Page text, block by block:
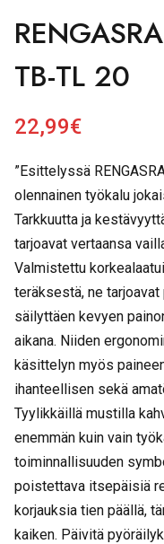
TB-TL 20
22,99€
”Esittelyssä
olennainen työkalu
Tarkkuutta ja
tarjoavat vertaansa
Valmistettu
teräksestä, ne
säilyttäen kevyen
aikana. Niiden
käsittelyn myös
ihanteellisen sekä
Tyylikkäillä mustilla
enemmän kuin vain
toiminnallisuuden
poistettava itsepäisiä
korjauksia tien päällä,
kaiken. Päivitä